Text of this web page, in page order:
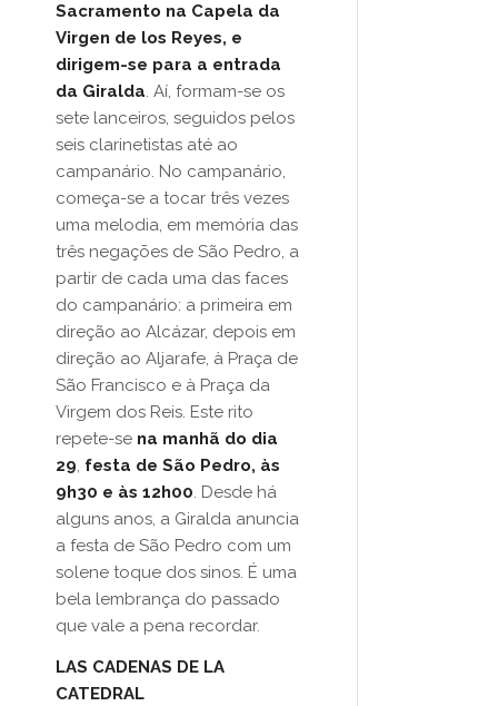
Sacramento na Capela da
Virgen de los Reyes, e
dirigem-se para a entrada
da Giralda. Aí, formam-se os
sete lanceiros, seguidos pelos
seis clarinetistas até ao
campanário. No campanário,
começa-se a tocar três vezes
uma melodia, em memória das
três negações de São Pedro, a
partir de cada uma das faces
do campanário: a primeira em
direção ao Alcázar, depois em
direção ao Aljarafe, à Praça de
São Francisco e à Praça da
Virgem dos Reis. Este rito
repete-se na manhã do dia
29, festa de São Pedro, às
9h30 e às 12h00. Desde há
alguns anos, a Giralda anuncia
a festa de São Pedro com um
solene toque dos sinos. É uma
bela lembrança do passado
que vale a pena recordar.
LAS CADENAS DE LA
CATEDRAL